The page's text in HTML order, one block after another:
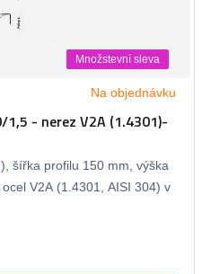
Množstevní sleva
Na objednávku
- nerez V2A (1.4301)-
šířka profilu 150 mm, výška
V2A (1.4301, AISI 304) v